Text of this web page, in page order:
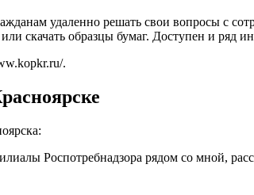
удаленно решать свои вопросы с
скачать образцы бумаг. Доступен и ряд
.
Роспотребнадзора рядом со мной,